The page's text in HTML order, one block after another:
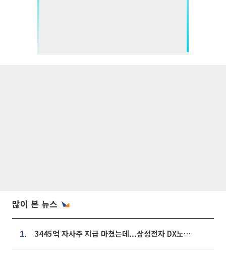
많이 본 뉴스
1. 3445억 자사주 지급 마쳤는데...삼성전자 DX노조, 뒤늦은 '떼쓰기 집회'